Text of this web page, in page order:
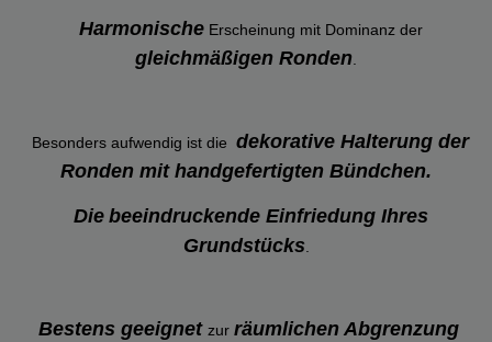
HarmonischeErscheinung mit Dominanz der
gleichmäßigen Ronden.
Besonders aufwendig ist die dekorative Halterung der
Ronden mit handgefertigten Bündchen.
Die beeindruckende Einfriedung Ihres
Grundstücks.
Bestens geeignet zur räumlichen Abgrenzung